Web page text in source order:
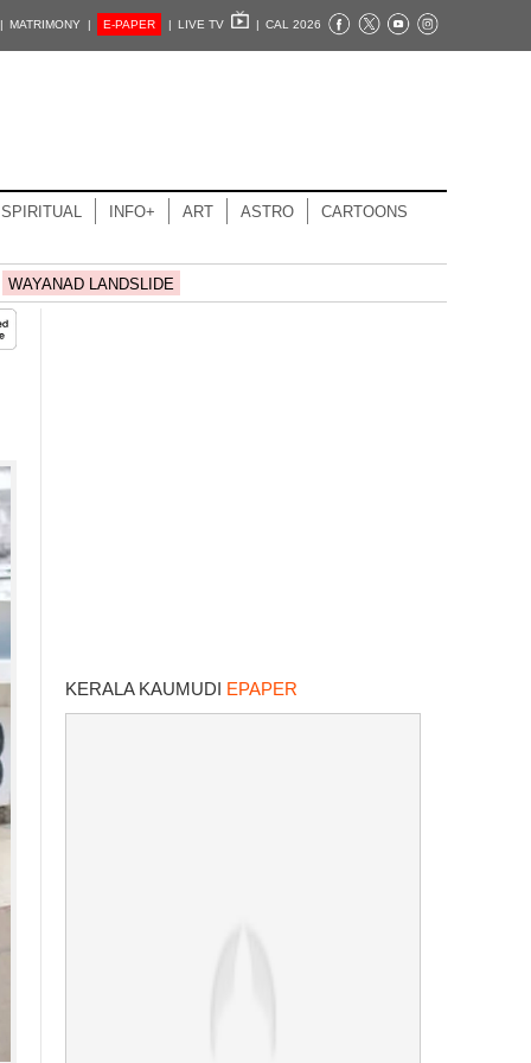
MATRIMONY | E-PAPER | LIVE TV | CAL 2026
SPIRITUAL INFO+ ART ASTRO CARTOONS
WAYANAD LANDSLIDE
KERALA KAUMUDI EPAPER